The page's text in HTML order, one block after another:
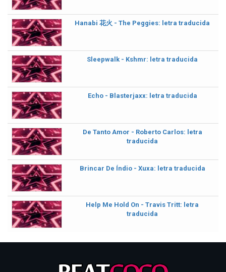
Hanabi 花火 - The Peggies: letra traducida
Sleepwalk - Kshmr: letra traducida
Echo - Blasterjaxx: letra traducida
De Tanto Amor - Roberto Carlos: letra
traducida
Brincar De Índio - Xuxa: letra traducida
Help Me Hold On - Travis Tritt: letra
traducida